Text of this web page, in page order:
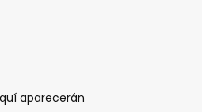
aparecerán